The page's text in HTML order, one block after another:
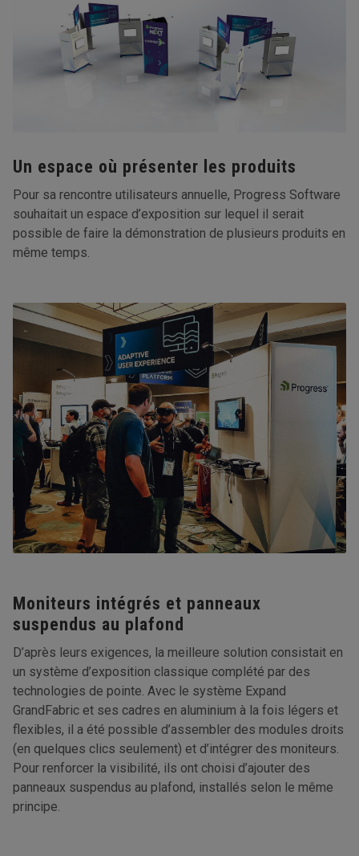
Un espace où présenter les produits
Pour sa rencontre utilisateurs annuelle, Progress Software
souhaitait un espace d’exposition sur lequel il serait
possible de faire la démonstration de plusieurs produits en
même temps.
Moniteurs intégrés et panneaux
suspendus au plafond
D’après leurs exigences, la meilleure solution consistait en
un système d’exposition classique complété par des
technologies de pointe. Avec le système Expand
GrandFabric et ses cadres en aluminium à la fois légers et
flexibles, il a été possible d’assembler des modules droits
(en quelques clics seulement) et d’intégrer des moniteurs.
Pour renforcer la visibilité, ils ont choisi d’ajouter des
panneaux suspendus au plafond, installés selon le même
principe.